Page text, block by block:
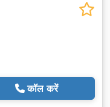
कॉल करें